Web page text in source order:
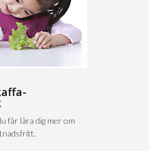
får lära dig mer om